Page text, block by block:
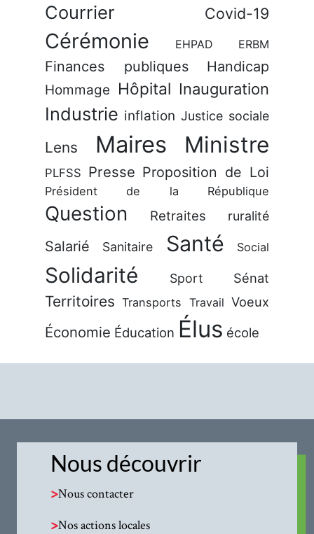
Courrier Covid-19
Cérémonie EHPAD ERBM
Finances publiques Handicap
Hommage Hôpital Inauguration
Industrie inflation Justice sociale
Lens Maires Ministre
PLFSS Presse Proposition de Loi
Président de la République
Question Retraites ruralité
Salarié Sanitaire Santé Social
Solidarité Sport Sénat
Territoires Transports Travail Voeux
Économie Éducation Élus école
Nous découvrir
>Nous contacter
>Nos actions locales